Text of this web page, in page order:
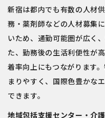
新宿は都内でも有数の人材
務・薬剤師などの人材募集
いため、通勤可能圏が広く
た、勤務後の生活利便性が
着率向上にもつながります
まりやすく、国際色豊かな
できます。
地域包括支援センター・介